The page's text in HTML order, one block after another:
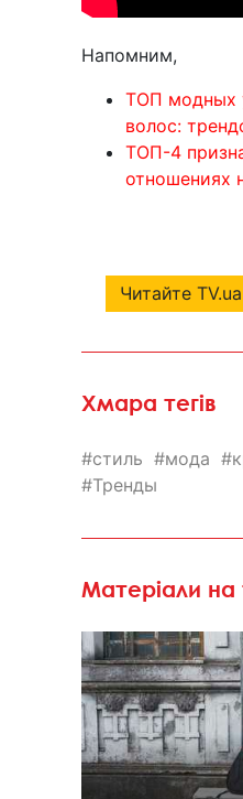
Напомним,
ТОП модных
волос:
ТОП-4
отношениях
Читайте
Хмара тегів
стиль мода
Тренды
Матеріали